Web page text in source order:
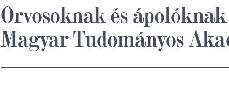
Orvosoknak és
Magyar Tudományos